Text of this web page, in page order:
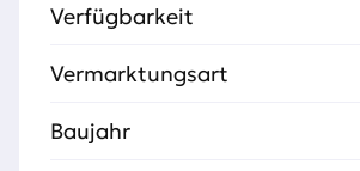
Verfügbarkeit
Vermarktungsart
Baujahr